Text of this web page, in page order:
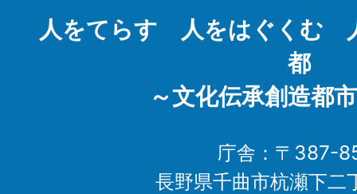
人をてらす 人をはぐくむ
都
～文化伝承創造都
庁舎：〒387-
長野県千曲市杭瀬下二